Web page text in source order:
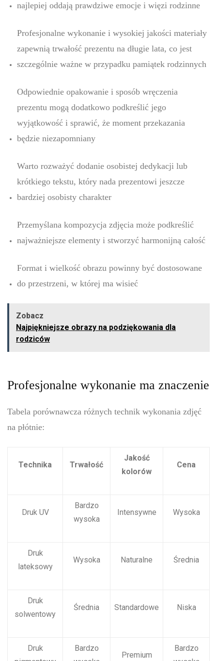
najlepiej oddają prawdziwe emocje i więzi rodzinne
Profesjonalne wykonanie i wysokiej jakości materiały
zapewnią trwałość prezentu na długie lata, co jest
szczególnie ważne w przypadku pamiątek rodzinnych
Odpowiednie opakowanie i sposób wręczenia
prezentu mogą dodatkowo podkreślić jego
wyjątkowość i sprawić, że moment przekazania
będzie niezapomniany
Warto rozważyć dodanie osobistej dedykacji lub
krótkiego tekstu, który nada prezentowi jeszcze
bardziej osobisty charakter
Przemyślana kompozycja zdjęcia może podkreślić
najważniejsze elementy i stworzyć harmonijną całość
Format i wielkość obrazu powinny być dostosowane
do przestrzeni, w której ma wisieć
Zobacz
Najpiękniejsze obrazy na podziękowania dla
rodziców
Profesjonalne wykonanie ma znaczenie
Tabela porównawcza różnych technik wykonania zdjęć
na płótnie:
Technika Trwałość
Jakość
kolorów
Cena
Druk UV
Bardzo
wysoka
Intensywne Wysoka
Druk
lateksowy
Wysoka Naturalne Średnia
Druk
solwentowy
Średnia Standardowe Niska
Druk
Bardzo
Premium
Bardzo